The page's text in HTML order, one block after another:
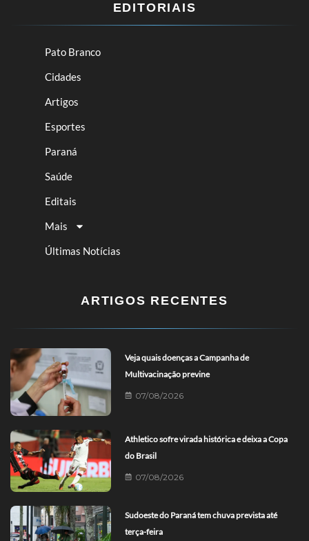
EDITORIAIS
Pato Branco
Cidades
Artigos
Esportes
Paraná
Saúde
Editais
Mais
Últimas Notícias
ARTIGOS RECENTES
Veja quais doenças a Campanha de
Multivacinação previne
07/08/2026
Athletico sofre virada histórica e deixa a Copa
do Brasil
07/08/2026
Sudoeste do Paraná tem chuva prevista até
terça-feira